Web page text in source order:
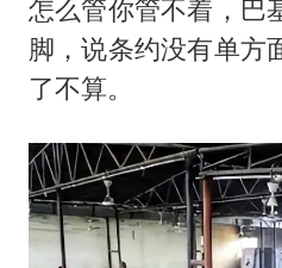
怎么管你管不着，巴
脚，说条约没有单方
了不算。